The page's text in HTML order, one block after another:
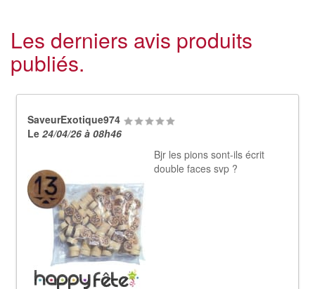
Les derniers avis produits
publiés.
SaveurExotique974
Le 24/04/26 à 08h46
Bjr les pions sont-ils écrit
double faces svp ?